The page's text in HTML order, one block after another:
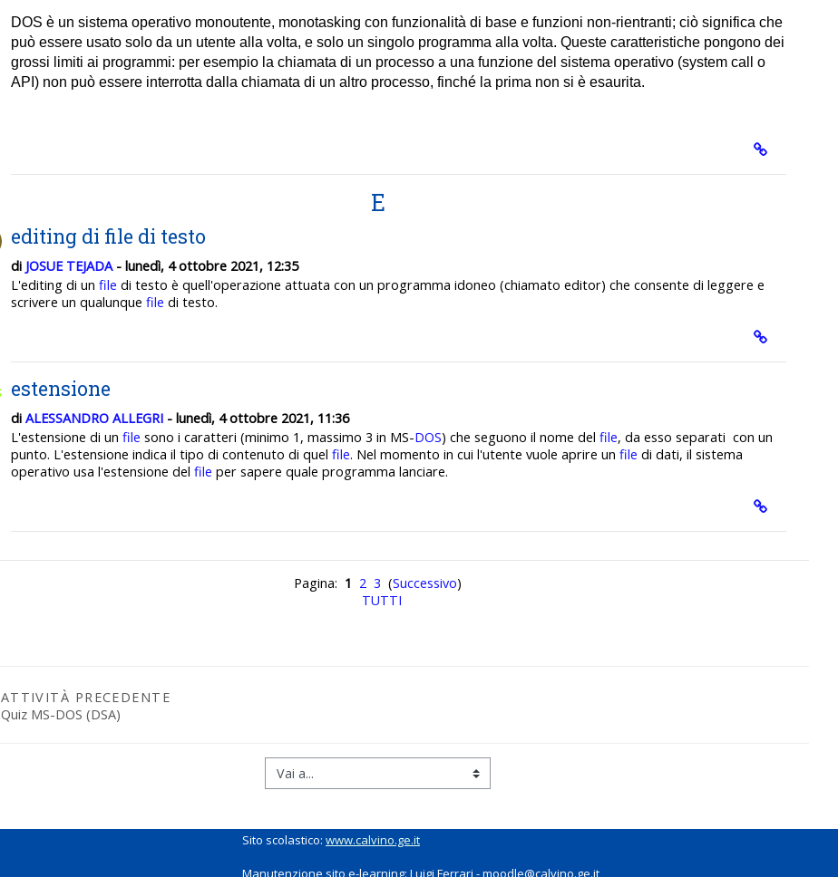
DOS è un sistema operativo monoutente, monotasking con funzionalità di base e funzioni non-rientranti; ciò significa che
può essere usato solo da un utente alla volta, e solo un singolo programma alla volta. Queste caratteristiche pongono dei
grossi limiti ai programmi: per esempio la chiamata di un processo a una funzione del sistema operativo (system call o
API) non può essere interrotta dalla chiamata di un altro processo, finché la prima non si è esaurita.
E
editing di file di testo
di JOSUE TEJADA- lunedì, 4 ottobre 2021, 12:35
L'editing di un file di testo è quell'operazione attuata con un programma idoneo (chiamato editor) che consente di leggere e
scrivere un qualunque file di testo.
estensione
di ALESSANDRO ALLEGRI- lunedì, 4 ottobre 2021, 11:36
L'estensione di un file sono i caratteri (minimo 1, massimo 3 in MS-DOS) che seguono il nome del file, da esso separati con un
punto. L'estensione indica il tipo di contenuto di quel file. Nel momento in cui l'utente vuole aprire un file di dati, il sistema
operativo usa l'estensione del file per sapere quale programma lanciare.
Pagina: 1 2 3 (Successivo)
TUTTI
ATTIVITÀ PRECEDENTE
Quiz MS-DOS (DSA)
Sito scolastico: www.calvino.ge.it
Manutenzione sito e-learning: Luigi Ferrari - moodle@calvino.ge.it